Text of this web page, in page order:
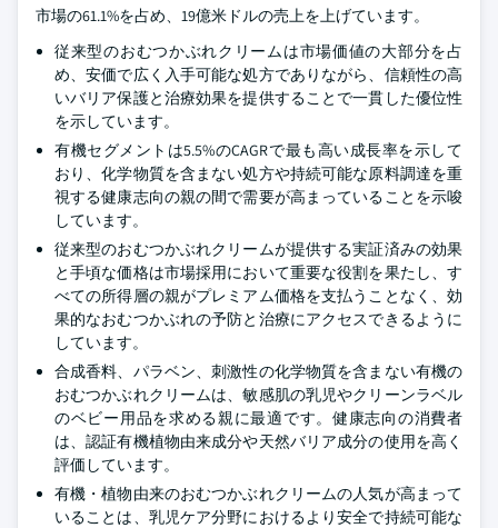
市場の61.1%を占め、19億米ドルの売上を上げています。
従来型のおむつかぶれクリームは市場価値の大部分を占
め、安価で広く入手可能な処方でありながら、信頼性の高
いバリア保護と治療効果を提供することで一貫した優位性
を示しています。
有機セグメントは5.5%のCAGRで最も高い成長率を示して
おり、化学物質を含まない処方や持続可能な原料調達を重
視する健康志向の親の間で需要が高まっていることを示唆
しています。
従来型のおむつかぶれクリームが提供する実証済みの効果
と手頃な価格は市場採用において重要な役割を果たし、す
べての所得層の親がプレミアム価格を支払うことなく、効
果的なおむつかぶれの予防と治療にアクセスできるように
しています。
合成香料、パラベン、刺激性の化学物質を含まない有機の
おむつかぶれクリームは、敏感肌の乳児やクリーンラベル
のベビー用品を求める親に最適です。健康志向の消費者
は、認証有機植物由来成分や天然バリア成分の使用を高く
評価しています。
有機・植物由来のおむつかぶれクリームの人気が高まって
いることは、乳児ケア分野におけるより安全で持続可能な